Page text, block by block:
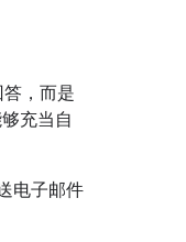
，而是
充当自
电子邮件